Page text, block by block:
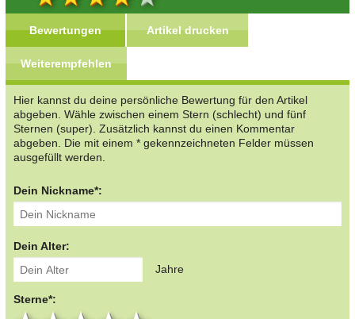
Bewertungen Artikel drucken
Weiterempfehlen
Hier kannst du deine persönliche Bewertung für den Artikel
abgeben. Wähle zwischen einem Stern (schlecht) und fünf
Sternen (super). Zusätzlich kannst du einen Kommentar
abgeben. Die mit einem * gekennzeichneten Felder müssen
ausgefüllt werden.
Dein Nickname*:
Dein Alter:
Jahre
Sterne*: